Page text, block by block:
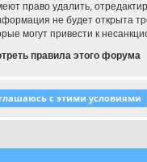
право удалить,
не будет
могут привести к
правила этого форума